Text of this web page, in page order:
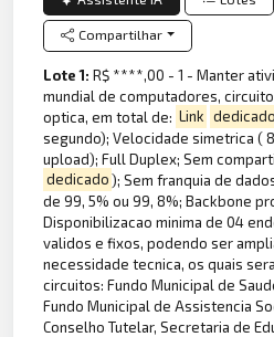
Compartilhar
Lote 1:R$ ****,00 - 1 - Manter
mundial de computadores,
optica, em total de: Link dedicado
segundo); Velocidade simetrica (
upload); Full Duplex; Sem
dedicado); Sem franquia de
de 99, 5% ou 99, 8%; Backbone
Disponibilizacao minima de 04
validos e fixos, podendo ser
necessidade tecnica, os quais
circuitos: Fundo Municipal de
Fundo Municipal de Assistencia
Conselho Tutelar, Secretaria de